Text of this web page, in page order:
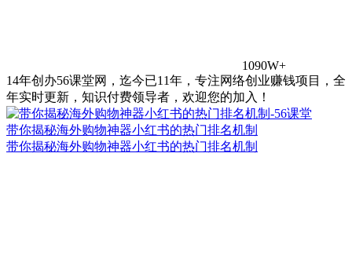
1090W+
14年创办56课堂网，迄今已11年，专注网络创业赚钱项目，全
年实时更新，知识付费领导者，欢迎您的加入！
带你揭秘海外购物神器小红书的热门排名机制
带你揭秘海外购物神器小红书的热门排名机制